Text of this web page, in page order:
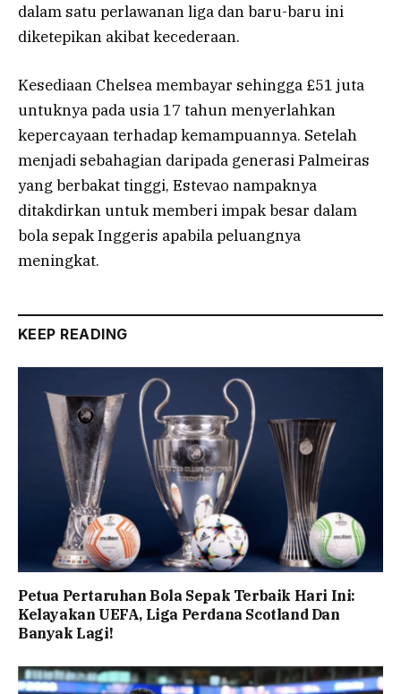
dalam satu perlawanan liga dan baru-baru ini
diketepikan akibat kecederaan.
Kesediaan Chelsea membayar sehingga £51 juta
untuknya pada usia 17 tahun menyerlahkan
kepercayaan terhadap kemampuannya. Setelah
menjadi sebahagian daripada generasi Palmeiras
yang berbakat tinggi, Estevao nampaknya
ditakdirkan untuk memberi impak besar dalam
bola sepak Inggeris apabila peluangnya
meningkat.
KEEP READING
Petua Pertaruhan Bola Sepak Terbaik Hari Ini:
Kelayakan UEFA, Liga Perdana Scotland Dan
Banyak Lagi!